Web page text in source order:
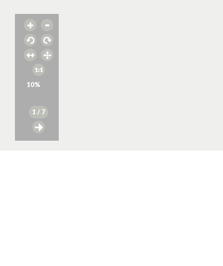
10%
1 / 7